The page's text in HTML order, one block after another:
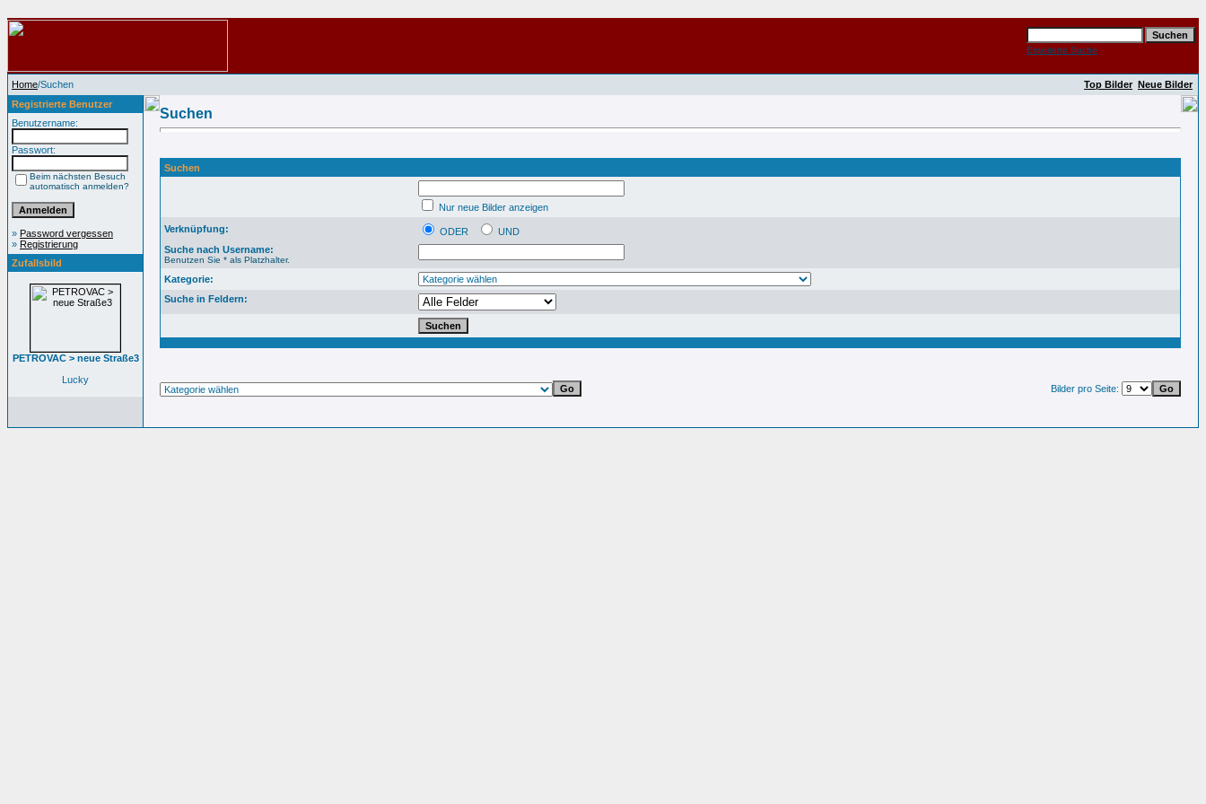
Erweiterte Suche
Home/Suchen Top Bilder Neue Bilder
Registrierte Benutzer
Benutzername:
Passwort:
Beim nächsten Besuch
automatisch anmelden?
» Password vergessen
» Registrierung
Zufallsbild
PETROVAC > neue Straße3
Lucky
Suchen
Suchen
Nur neue Bilder anzeigen
Verknüpfung:
ODER
UND
Suche nach Username:
Benutzen Sie * als Platzhalter.
Kategorie:
Suche in Feldern:
Bilder pro Seite: